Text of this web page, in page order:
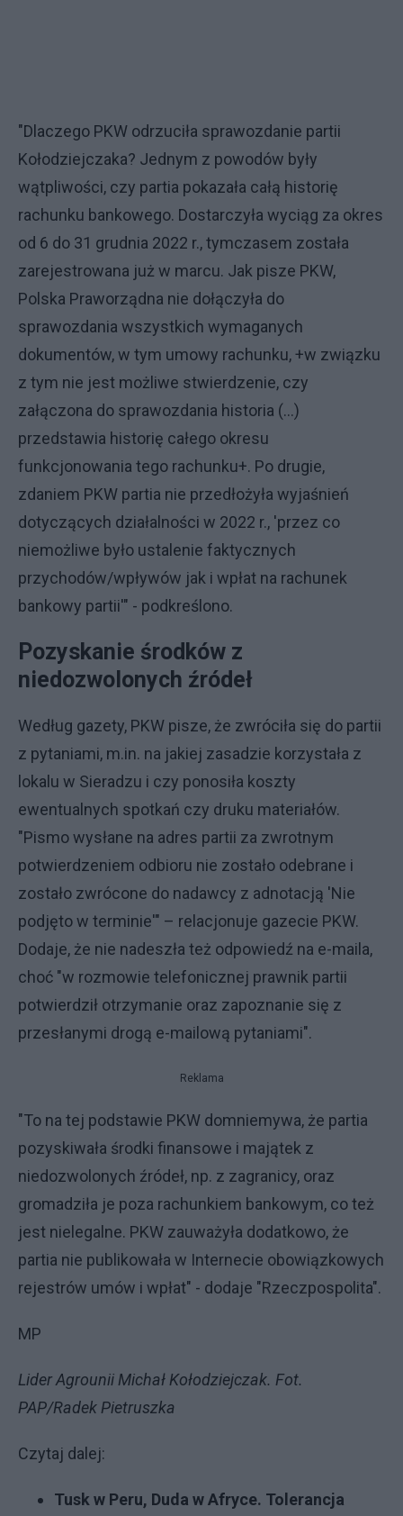
"Dlaczego PKW odrzuciła sprawozdanie partii
Kołodziejczaka? Jednym z powodów były
wątpliwości, czy partia pokazała całą historię
rachunku bankowego. Dostarczyła wyciąg za okres
od 6 do 31 grudnia 2022 r., tymczasem została
zarejestrowana już w marcu. Jak pisze PKW,
Polska Praworządna nie dołączyła do
sprawozdania wszystkich wymaganych
dokumentów, w tym umowy rachunku, +w związku
z tym nie jest możliwe stwierdzenie, czy
załączona do sprawozdania historia (…)
przedstawia historię całego okresu
funkcjonowania tego rachunku+. Po drugie,
zdaniem PKW partia nie przedłożyła wyjaśnień
dotyczących działalności w 2022 r., 'przez co
niemożliwe było ustalenie faktycznych
przychodów/wpływów jak i wpłat na rachunek
bankowy partii'" - podkreślono.
Pozyskanie środków z
niedozwolonych źródeł
Według gazety, PKW pisze, że zwróciła się do partii
z pytaniami, m.in. na jakiej zasadzie korzystała z
lokalu w Sieradzu i czy ponosiła koszty
ewentualnych spotkań czy druku materiałów.
"Pismo wysłane na adres partii za zwrotnym
potwierdzeniem odbioru nie zostało odebrane i
zostało zwrócone do nadawcy z adnotacją 'Nie
podjęto w terminie'" – relacjonuje gazecie PKW.
Dodaje, że nie nadeszła też odpowiedź na e-maila,
choć "w rozmowie telefonicznej prawnik partii
potwierdził otrzymanie oraz zapoznanie się z
przesłanymi drogą e-mailową pytaniami".
Reklama
"To na tej podstawie PKW domniemywa, że partia
pozyskiwała środki finansowe i majątek z
niedozwolonych źródeł, np. z zagranicy, oraz
gromadziła je poza rachunkiem bankowym, co też
jest nielegalne. PKW zauważyła dodatkowo, że
partia nie publikowała w Internecie obowiązkowych
rejestrów umów i wpłat" - dodaje "Rzeczpospolita".
MP
Lider Agrounii Michał Kołodziejczak. Fot.
PAP/Radek Pietruszka
Czytaj dalej:
Tusk w Peru, Duda w Afryce. Tolerancja